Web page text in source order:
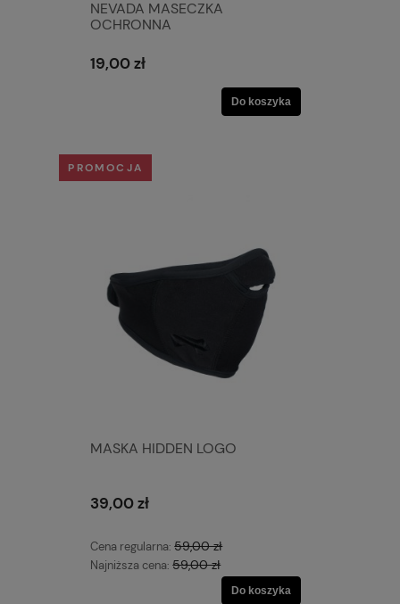
NEVADA MASECZKA
OCHRONNA
19,00 zł
Do koszyka
MASKA HIDDEN LOGO
39,00 zł
Cena regularna:59,00 zł
Najniższa cena:59,00 zł
Do koszyka
PROMOCJA